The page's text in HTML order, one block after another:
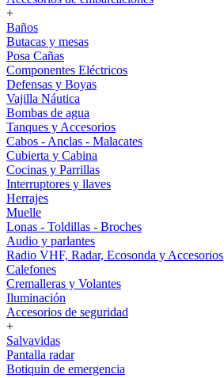
+
Baños
Butacas y mesas
Posa Cañas
Componentes Eléctricos
Defensas y Boyas
Vajilla Náutica
Bombas de agua
Tanques y Accesorios
Cabos - Anclas - Malacates
Cubierta y Cabina
Cocinas y Parrillas
Interruptores y llaves
Herrajes
Muelle
Lonas - Toldillas - Broches
Audio y parlantes
Radio VHF, Radar, Ecosonda y Accesorios
Calefones
Cremalleras y Volantes
Iluminación
Accesorios de seguridad
+
Salvavidas
Pantalla radar
Botiquin de emergencia